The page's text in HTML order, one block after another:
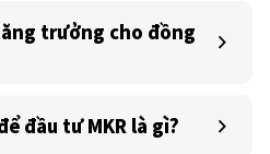
trưởng cho đồng
đầu tư MKR là gì?